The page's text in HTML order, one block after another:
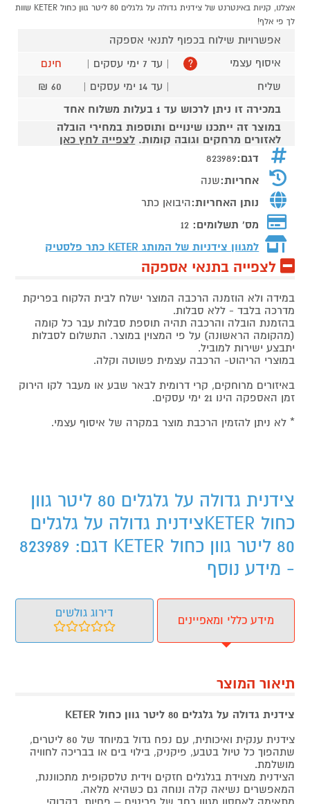
אצלנו, קניות באינטרנט של צידנית גדולה על גלגלים 80 ליטר גוון כחול KETER שוות
לך פי אלף!
אפשרויות שילוח בכפוף לתנאי אספקה
איסוף עצמי
? | עד 7 ימי עסקים |
חינם
שליח
| עד 14 ימי עסקים |
60 ₪
במכירה זו ניתן לרכוש עד 1 בעלות משלוח אחד
במוצר זה ייתכנו שינויים ותוספות במחירי הובלה
לאזורים מרחקים וגובה קומות. לצפייה לחץ כאן
דגם:823989
אחריות:שנה
נותן האחריות:היבואן כתר
מס' תשלומים: 12
למגוון צידניות של המותג KETER כתר פלסטיק
לצפייה בתנאי אספקה
במידה ולא הוזמנה הרכבה המוצר ישלח לבית הלקוח בפריקת
מדרכה בלבד - ללא סבלות.
בהזמנת הובלה והרכבה תהיה תוספת סבלות עבר כל קומה
(מהקומה הראשונה) על פי המצוין במוצר. התשלום לסבלות
יתבצע ישירות למוביל.
במוצרי הריהוט- הרכבה עצמית פשוטה וקלה.
באיזורים מרוחקים, קרי דרומית לבאר שבע או מעבר לקו הירוק
זמן האספקה הינו 21 ימי עסקים.
* לא ניתן להזמין הרכבת מוצר במקרה של איסוף עצמי.
צידנית גדולה על גלגלים 80 ליטר גוון
כחול KETERצידנית גדולה על גלגלים
80 ליטר גוון כחול KETER דגם: 823989
- מידע נוסף
מידע כללי ומאפיינים
דירוג גולשים
תיאור המוצר
צידנית גדולה על גלגלים 80 ליטר גוון כחול KETER
צידנית ענקית ואיכותית, עם נפח גדול במיוחד של 80 ליטרים,
שתהפוך כל טיול בטבע, פיקניק, בילוי בים או בבריכה לחוויה
מושלמת.
הצידנית מצוידת בגלגלים חזקים וידית טלסקופית מתכווננת,
המאפשרים נשיאה קלה ונוחה גם כשהיא מלאה.